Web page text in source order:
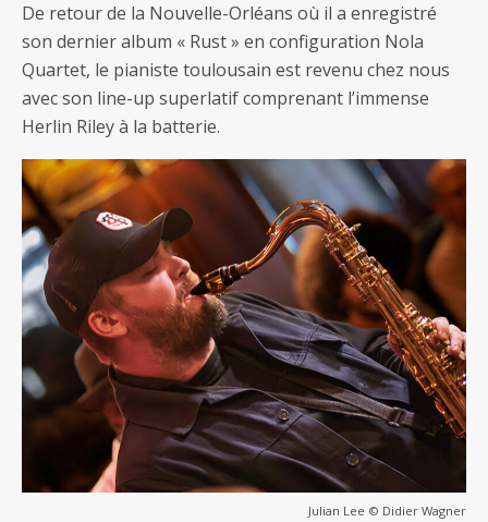
De retour de la Nouvelle-Orléans où il a enregistré
son dernier album « Rust » en configuration Nola
Quartet, le pianiste toulousain est revenu chez nous
avec son line-up superlatif comprenant l’immense
Herlin Riley à la batterie.
Julian Lee © Didier Wagner